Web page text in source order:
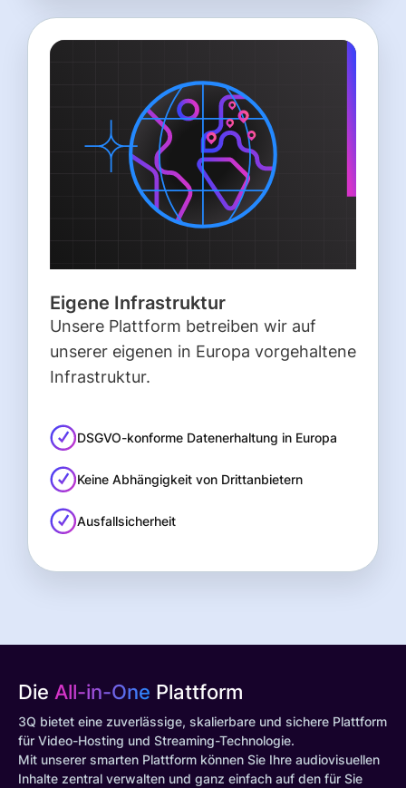
Eigene Infrastruktur
Unsere Plattform betreiben wir auf
unserer eigenen in Europa vorgehaltene
Infrastruktur.
DSGVO-konforme Datenerhaltung in Europa
Keine Abhängigkeit von Drittanbietern
Ausfallsicherheit
Die All-in-One Plattform
3Q bietet eine zuverlässige, skalierbare und sichere Plattform
für Video-Hosting und Streaming-Technologie.
Mit unserer smarten Plattform können Sie Ihre audiovisuellen
Inhalte zentral verwalten und ganz einfach auf den für Sie